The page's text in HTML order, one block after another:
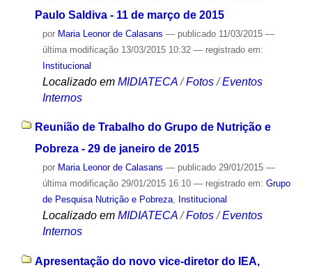
Paulo Saldiva - 11 de março de 2015
por Maria Leonor de Calasans — publicado11/03/2015 —
última modificação13/03/2015 10:32 — registrado em:
Institucional
Localizado em MIDIATECA /Fotos /Eventos
Internos
Reunião de Trabalho do Grupo de Nutrição e
Pobreza - 29 de janeiro de 2015
por Maria Leonor de Calasans — publicado29/01/2015 —
última modificação29/01/2015 16:10 — registrado em: Grupo
de Pesquisa Nutrição e Pobreza, Institucional
Localizado em MIDIATECA /Fotos /Eventos
Internos
Apresentação do novo vice-diretor do IEA,